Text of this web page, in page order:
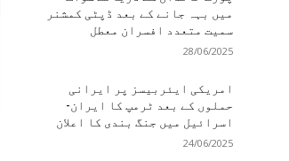
میں بہہ جانے کے بعد ڈپٹی کمشنر
سمیت متعدد افسران معطل
28/06/2025
امریکی ایئربیسز پر ایرانی
حملوں کے بعد ٹرمپ کا ایران-
اسرائیل میں جنگ بندی کا اعلان
24/06/2025